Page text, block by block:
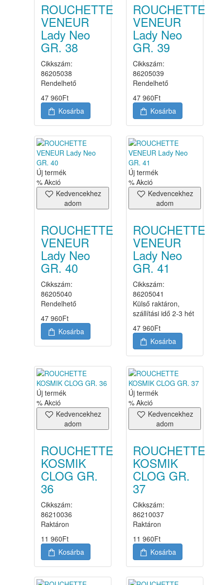
ROUCHETTE
VENEUR
Lady Neo
GR. 38
Cikkszám:
86205038
Rendelhető
47 960Ft
Kosárba
ROUCHETTE
VENEUR
Lady Neo
GR. 39
Cikkszám:
86205039
Rendelhető
47 960Ft
Kosárba
Új termék
% Akció
Kedvencekhez
adom
ROUCHETTE
VENEUR
Lady Neo
GR. 40
Cikkszám:
86205040
Rendelhető
47 960Ft
Kosárba
Új termék
% Akció
Kedvencekhez
adom
ROUCHETTE
VENEUR
Lady Neo
GR. 41
Cikkszám:
86205041
Külső raktáron,
szállítási idő 2-3 hét
47 960Ft
Kosárba
Új termék
% Akció
Kedvencekhez
adom
ROUCHETTE
KOSMIK
CLOG GR.
36
Cikkszám:
86210036
Raktáron
11 960Ft
Kosárba
Új termék
% Akció
Kedvencekhez
adom
ROUCHETTE
KOSMIK
CLOG GR.
37
Cikkszám:
86210037
Raktáron
11 960Ft
Kosárba